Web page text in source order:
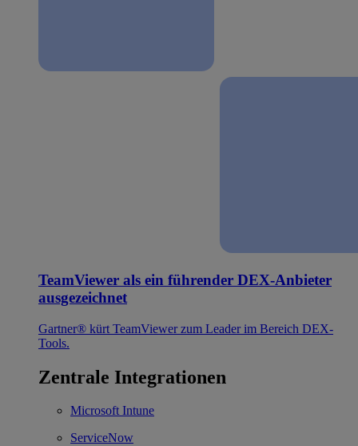
TeamViewer als ein führender DEX-Anbieter
ausgezeichnet
Gartner® kürt TeamViewer zum Leader im Bereich DEX-
Tools.
Zentrale Integrationen
Microsoft Intune
ServiceNow